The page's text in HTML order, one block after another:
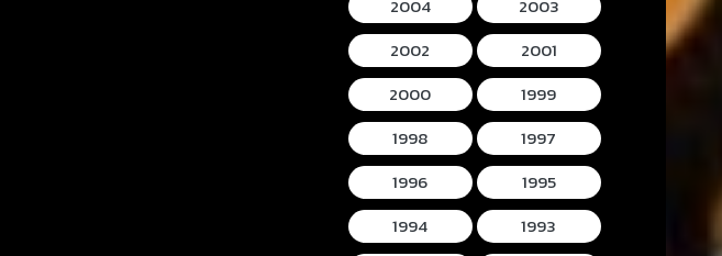
2004
2003
2002
2001
2000
1999
1998
1997
1996
1995
1994
1993